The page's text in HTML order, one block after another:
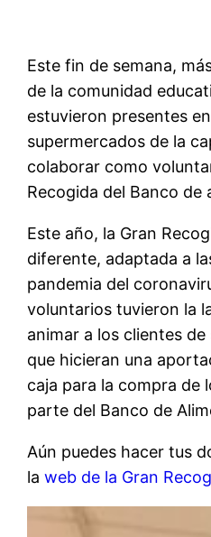
Este fin de semana,
de la comunidad
estuvieron presentes
supermercados de la
colaborar como
Recogida del Banco de
Este año, la Gran
diferente, adaptada a
pandemia del
voluntarios tuvieron la
animar a los clientes
que hicieran una
caja para la compra de
parte del Banco de
Aún puedes hacer tus
laweb de la Gran